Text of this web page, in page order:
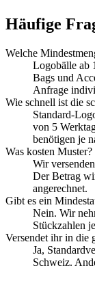
Häufige
Welche
Logobälle ab
Bags und
Anfrage
Wie schnell ist die
Standard-
von 5
benötigen je
Was kosten Muster?
Wir
Der Betrag
angerechnet.
Gibt es ein
Nein. Wir
Stückzahlen
Versendet ihr in die
Ja,
Schweiz.